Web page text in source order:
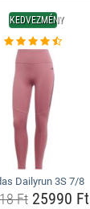
KEDVEZMÉNY
Dailyrun 3S 7/8
Ft25990 Ft